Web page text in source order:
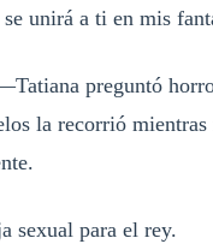
unirá a ti en mis
preguntó
la recorrió mientras
sexual para el rey.